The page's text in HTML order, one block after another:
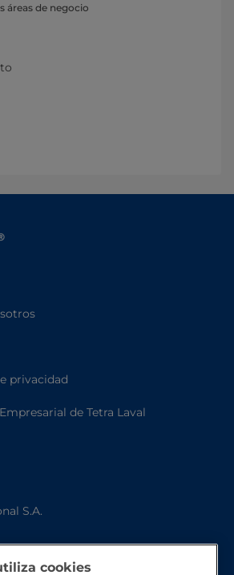
áreas de negocio
privacidad
de Tetra Laval
S.A.
cookies